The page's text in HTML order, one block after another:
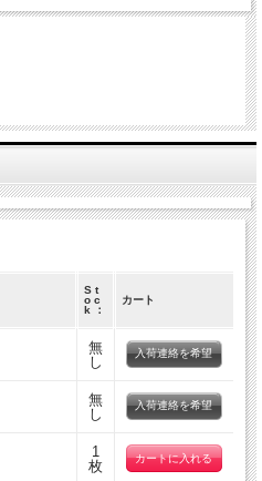
S t
o c
k ：
カート
無
し
入荷連絡を希望
無
し
入荷連絡を希望
1
枚